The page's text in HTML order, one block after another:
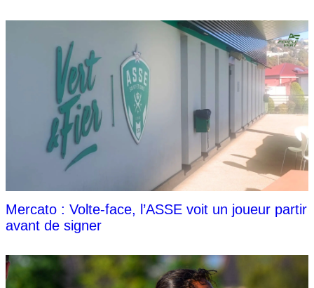
Mercato : Volte-face, l’ASSE voit un joueur partir
avant de signer